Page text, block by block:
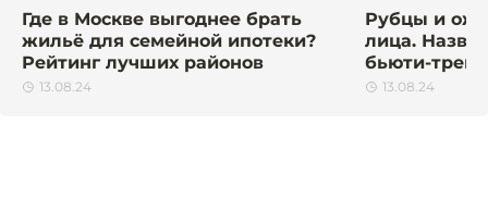
Где в Москве выгоднее брать
жильё для семейной ипотеки?
Рейтинг лучших районов
13.08.24
Рубцы и
лица.
бьюти-
13.08.24